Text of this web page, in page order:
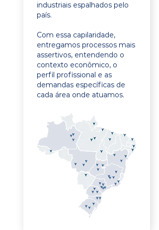
industriais espalhados pelo
país.
Com essa capilaridade,
entregamos processos mais
assertivos, entendendo o
contexto econômico, o
perfil profissional e as
demandas específicas de
cada área onde atuamos.